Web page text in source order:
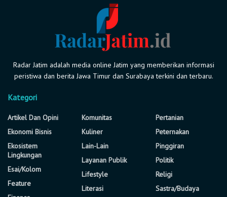
Radar Jatim adalah media online Jatim yang memberikan informasi
peristiwa dan berita Jawa Timur dan Surabaya terkini dan terbaru.
Kategori
Artikel Dan Opini
Ekonomi Bisnis
Ekosistem
Lingkungan
Esai/Kolom
Feature
Komunitas
Kuliner
Lain-Lain
Layanan Publik
Lifestyle
Literasi
Pertanian
Peternakan
Pinggiran
Politik
Religi
Sastra/Budaya